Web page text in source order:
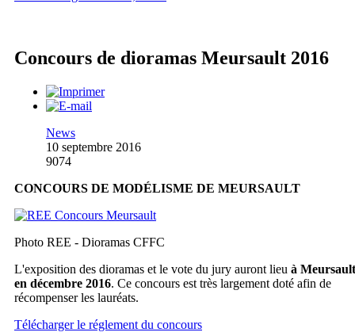
Concours de dioramas Meursault 2016
News
10 septembre 2016
9074
CONCOURS DE MODÉLISME DE MEURSAULT
Photo REE - Dioramas CFFC
L'exposition des dioramas et le vote du jury auront lieu à Meursault
en décembre 2016. Ce concours est très largement doté afin de
récompenser les lauréats.
Télécharger le réglement du concours